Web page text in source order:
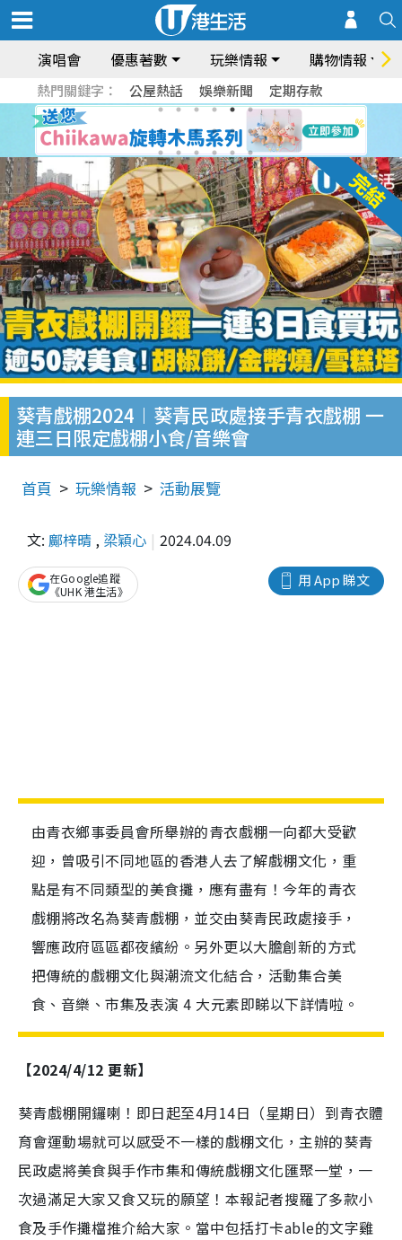
演唱會 優惠著數 玩樂情報 購物情報
熱門關鍵字： 公屋熱話 娛樂新聞 定期存款
葵青戲棚2024︱葵青民政處接手青衣戲棚 一
連三日限定戲棚小食/音樂會
首頁 玩樂情報 活動展覽
文: 鄺梓晴 , 梁穎心 2024.04.09
用 App 睇文
在Google追蹤
《UHK 港生活》
由青衣鄉事委員會所舉辦的青衣戲棚一向都大受歡
迎，曾吸引不同地區的香港人去了解戲棚文化，重
點是有不同類型的美食攤，應有盡有！今年的青衣
戲棚將改名為葵青戲棚，並交由葵青民政處接手，
響應政府區區都夜繽紛。另外更以大膽創新的方式
把傳統的戲棚文化與潮流文化結合，活動集合美
食、音樂、市集及表演 4 大元素即睇以下詳情啦。
【2024/4/12 更新】
葵青戲棚開鑼喇！即日起至4月14日（星期日）到青衣體
育會運動場就可以感受不一樣的戲棚文化，主辦的葵青
民政處將美食與手作市集和傳統戲棚文化匯聚一堂，一
次過滿足大家又食又玩的願望！本報記者搜羅了多款小
食及手作攤檔推介給大家。當中包括打卡able的文字雞